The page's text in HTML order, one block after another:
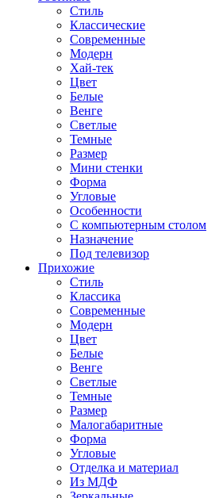
Стиль
Классические
Современные
Модерн
Хай-тек
Цвет
Белые
Венге
Светлые
Темные
Размер
Мини стенки
Форма
Угловые
Особенности
С компьютерным столом
Назначение
Под телевизор
Прихожие
Стиль
Классика
Современные
Модерн
Цвет
Белые
Венге
Светлые
Темные
Размер
Малогабаритные
Форма
Угловые
Отделка и материал
Из МДФ